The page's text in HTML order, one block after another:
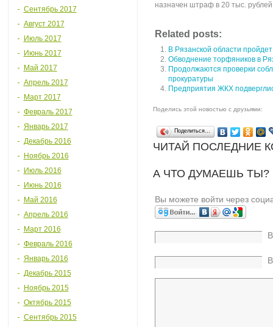
Сентябрь 2017
Август 2017
Июль 2017
Июнь 2017
Май 2017
Апрель 2017
Март 2017
Февраль 2017
Январь 2017
Декабрь 2016
Ноябрь 2016
Июль 2016
Июнь 2016
Май 2016
Апрель 2016
Март 2016
Февраль 2016
Январь 2016
Декабрь 2015
Ноябрь 2015
Октябрь 2015
Сентябрь 2015
назначен штраф в 20 тыс.
Related posts:
В Рязанской области
Обводнение торфяников в
Продолжаются проверки
прокуратуры
Предприятия ЖКХ
Поделись этой новостью с друзьями:
Поделиться…
ЧИТАЙ ПОСЛЕДНИЕ
А ЧТО ДУМАЕШЬ
Вы можете войти через